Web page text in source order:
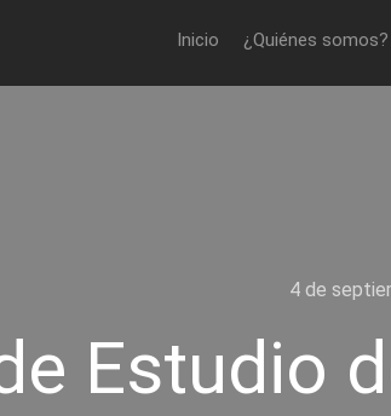
Inicio ¿Quiénes somos?
4 de
Estudio